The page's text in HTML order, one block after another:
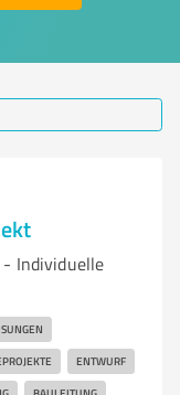
Individuelle
ENTWURF